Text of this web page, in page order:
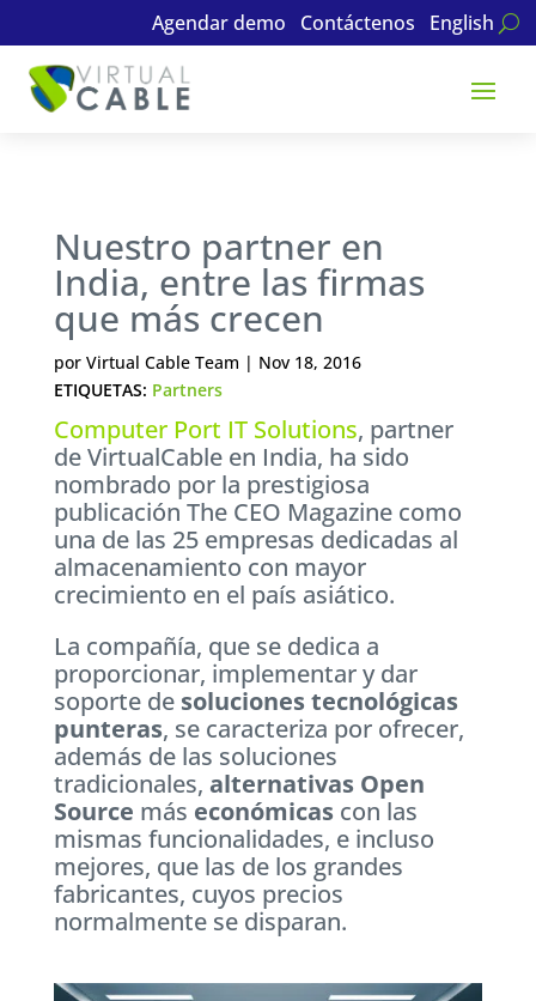
Agendar demo Contáctenos English
Nuestro partner en
India, entre las firmas
que más crecen
por Virtual Cable Team | Nov 18, 2016
ETIQUETAS: Partners
Computer Port IT Solutions, partner
de VirtualCable en India, ha sido
nombrado por la prestigiosa
publicación The CEO Magazine como
una de las 25 empresas dedicadas al
almacenamiento con mayor
crecimiento en el país asiático.
La compañía, que se dedica a
proporcionar, implementar y dar
soporte de soluciones tecnológicas
punteras, se caracteriza por ofrecer,
además de las soluciones
tradicionales, alternativas Open
Source más económicascon las
mismas funcionalidades, e incluso
mejores, que las de los grandes
fabricantes, cuyos precios
normalmente se disparan.